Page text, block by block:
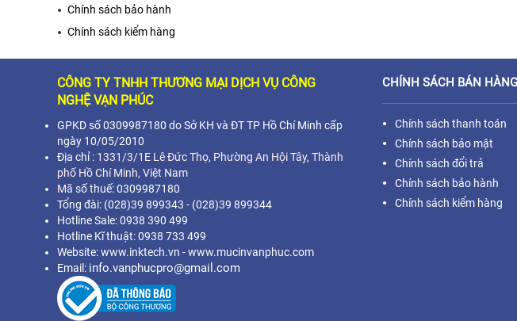
Chính sách bảo hành
Chính sách kiểm hàng
CÔNG TY TNHH THƯƠNG MẠI DỊCH VỤ CÔNG
NGHỆ VẠN PHÚC
GPKD số 0309987180 do Sở KH và ĐT TP Hồ Chí Minh cấp
ngày 10/05/2010
Địa chỉ : 1331/3/1E Lê Đức Thọ, Phường An Hội Tây, Thành
phố Hồ Chí Minh, Việt Nam
Mã số thuế: 0309987180
Tổng đài: (028)39 899343 - (028)39 899344
Hotline Sale: 0938 390 499
Hotline Kĩ thuật: 0938 733 499
Website: www.inktech.vn - www.mucinvanphuc.com
Email: info.vanphucpro@gmail.com
CHÍNH SÁCH BÁN HÀNG
Chính sách thanh toán
Chính sách bảo mật
Chính sách đổi trả
Chính sách bảo hành
Chính sách kiểm hàng